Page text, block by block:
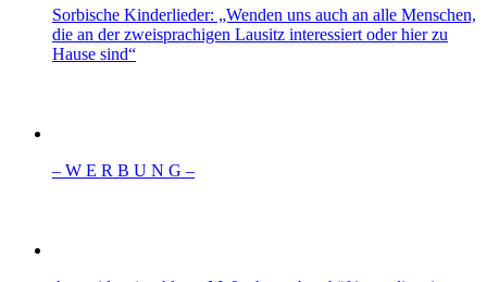
Sorbische Kinderlieder: „Wenden uns auch an alle Menschen,
die an der zweisprachigen Lausitz interessiert oder hier zu
Hause sind“
– W Ε R Β U Ν G –